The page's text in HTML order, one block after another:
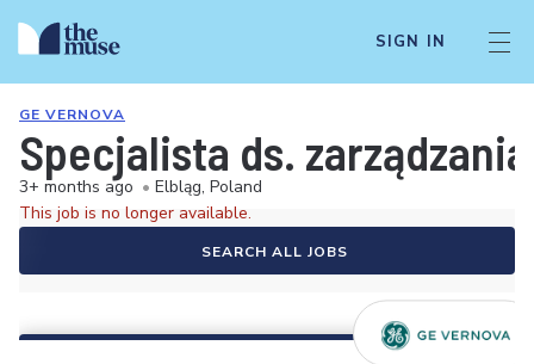
SIGN IN
GE VERNOVA
Specjalista ds.
3+ months ago • Elbląg, Poland
This job is no longer available.
SEARCH ALL JOBS